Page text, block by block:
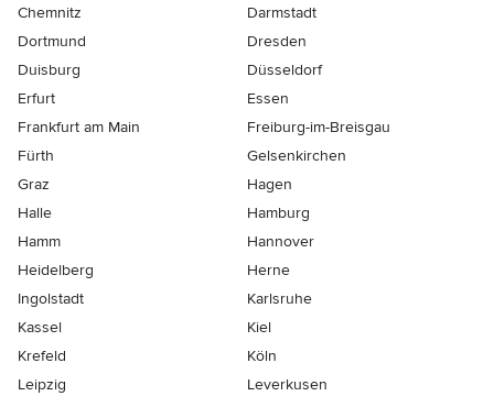
Chemnitz
Darmstadt
Dortmund
Dresden
Duisburg
Düsseldorf
Erfurt
Essen
Frankfurt am Main
Freiburg-im-Breisgau
Fürth
Gelsenkirchen
Graz
Hagen
Halle
Hamburg
Hamm
Hannover
Heidelberg
Herne
Ingolstadt
Karlsruhe
Kassel
Kiel
Krefeld
Köln
Leipzig
Leverkusen